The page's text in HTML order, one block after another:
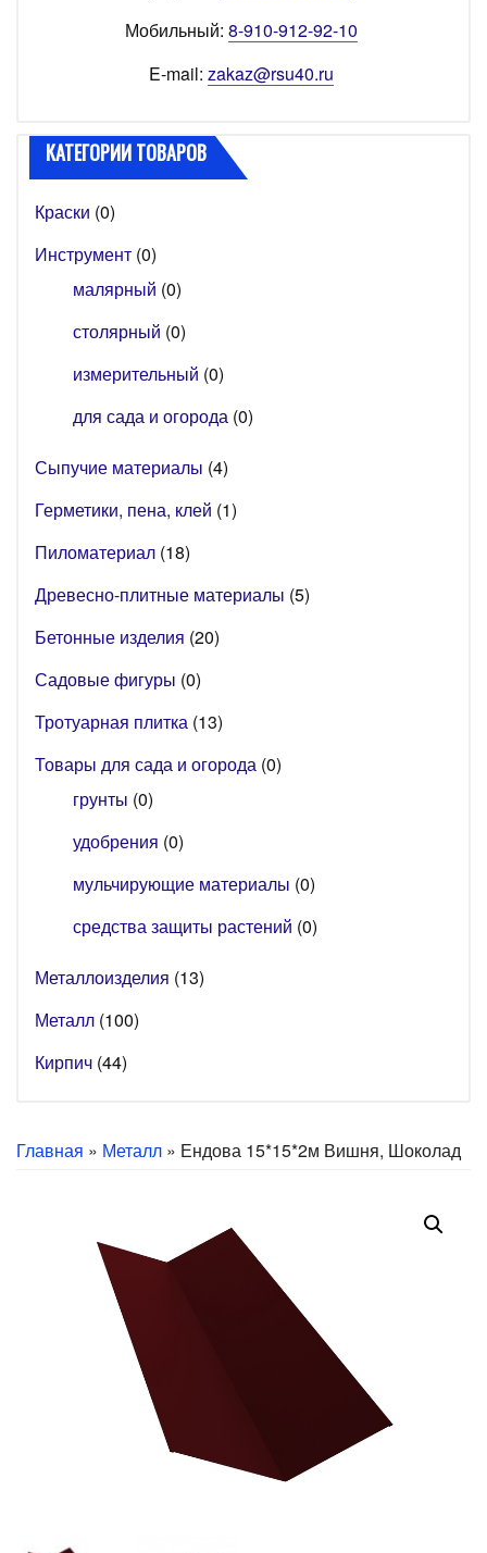
Мобильный: 8-910-912-92-10
E-mail: zakaz@rsu40.ru
КАТЕГОРИИ ТОВАРОВ
Краски (0)
Инструмент (0)
малярный (0)
столярный (0)
измерительный (0)
для сада и огорода (0)
Сыпучие материалы (4)
Герметики, пена, клей (1)
Пиломатериал (18)
Древесно-плитные материалы (5)
Бетонные изделия (20)
Садовые фигуры (0)
Тротуарная плитка (13)
Товары для сада и огорода (0)
грунты (0)
удобрения (0)
мульчирующие материалы (0)
средства защиты растений (0)
Металлоизделия (13)
Металл (100)
Кирпич (44)
Главная » Металл » Ендова 15*15*2м Вишня, Шоколад